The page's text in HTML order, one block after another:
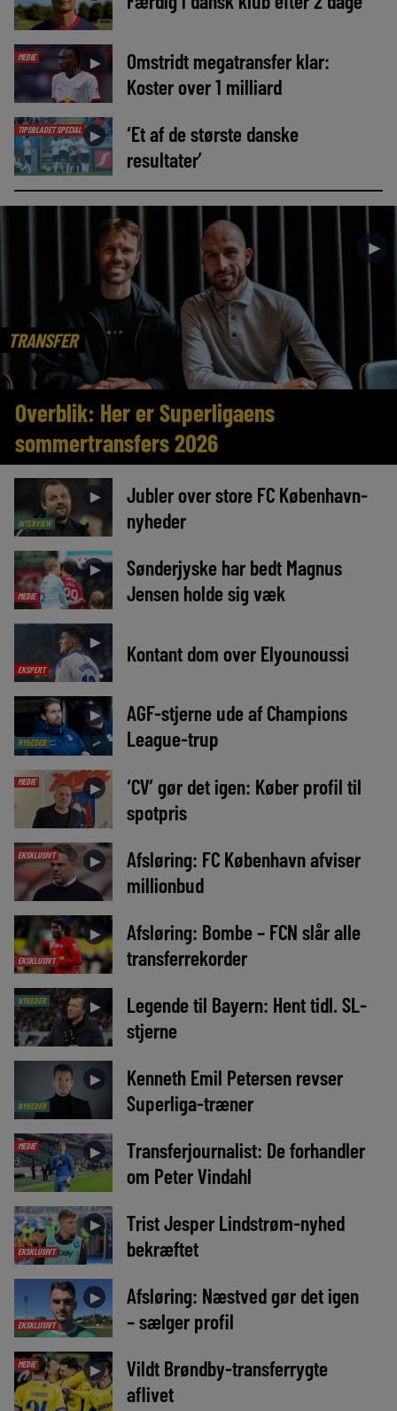
MEDIE ►
Omstridt megatransfer klar:
Koster over 1 milliard
TIPSBLADET SPECIAL ►
‘Et af de største danske
resultater’
TRANSFER
►
Overblik: Her er Superligaens
sommertransfers 2026
INTERVIEW
►
Jubler over store FC København-
nyheder
MEDIE
►
Sønderjyske har bedt Magnus
Jensen holde sig væk
EKSPERT
► Kontant dom over Elyounoussi
NYHEDER
►
AGF-stjerne ude af Champions
League-trup
MEDIE ►
‘CV’ gør det igen: Køber profil til
spotpris
EKSKLUSIVT ►
Afsløring: FC København afviser
millionbud
EKSKLUSIVT
►
Afsløring: Bombe – FCN slår alle
transferrekorder
NYHEDER ►
Legende til Bayern: Hent tidl. SL-
stjerne
NYHEDER
►
Kenneth Emil Petersen revser
Superliga-træner
MEDIE ►
Transferjournalist: De forhandler
om Peter Vindahl
EKSKLUSIVT
►
Trist Jesper Lindstrøm-nyhed
bekræftet
EKSKLUSIVT
►
Afsløring: Næstved gør det igen
– sælger profil
MEDIE ►
Vildt Brøndby-transferrygte
aflivet